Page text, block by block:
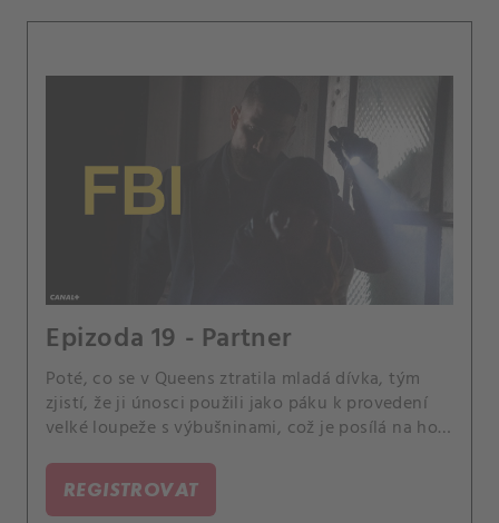
Epizoda 19 - Partner
Poté, co se v Queens ztratila mladá dívka, tým
zjistí, že ji únosci použili jako páku k provedení
velké loupeže s výbušninami, což je posílá na hon
mezitím začnou pracovat na svých základech jako
partneři.
REGISTROVAT